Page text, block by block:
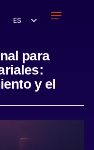
ES
para
y el